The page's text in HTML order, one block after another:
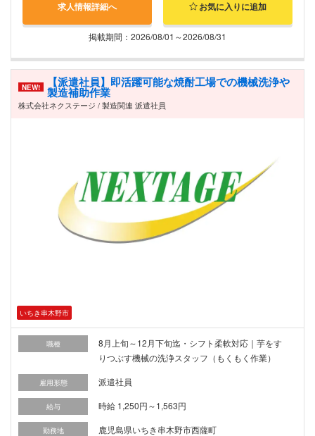
求人情報詳細へ お気に入りに追加
掲載期間：2026/08/01～2026/08/31
NEW! 【派遣社員】即活躍可能な焼酎工場での機械洗浄や
製造補助作業
株式会社ネクステージ / 製造関連 派遣社員
いちき串木野市
職種
8月上旬～12月下旬迄・シフト柔軟対応｜芋をす
りつぶす機械の洗浄スタッフ（もくもく作業）
雇用形態 派遣社員
給与 時給 1,250円～1,563円
勤務地 鹿児島県いちき串木野市西薩町